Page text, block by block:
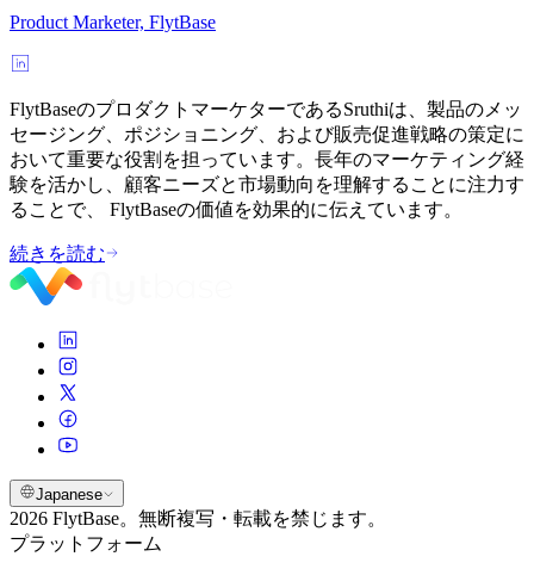
Product Marketer, FlytBase
FlytBaseのプロダクトマーケターであるSruthiは、製品のメッ
セージング、ポジショニング、および販売促進戦略の策定に
おいて重要な役割を担っています。長年のマーケティング経
験を活かし、顧客ニーズと市場動向を理解することに注力す
ることで、 FlytBaseの価値を効果的に伝えています。
続きを読む
Japanese
2026 FlytBase。無断複写・転載を禁じます。
プラットフォーム